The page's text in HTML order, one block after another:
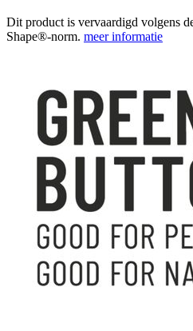
Dit product is vervaardigd volgens
Shape®-norm. meer informatie